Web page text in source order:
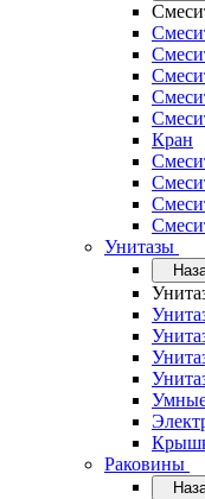
Кран
Унитазы
Раковины